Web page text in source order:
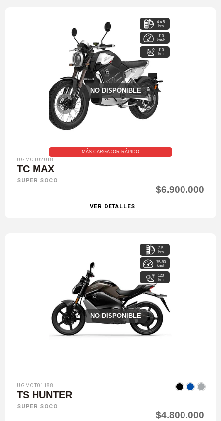
NO DISPONIBLE
4 a 5
hrs
110
km/h
110
km
MÁS CARGADOR RÁPIDO
UGMOT02018
TC MAX
SUPER SOCO
$6.900.000
VER DETALLES
NO DISPONIBLE
3.5
hrs
75-80
km/h
120
km
UGMOT01188
TS HUNTER
SUPER SOCO
$4.800.000